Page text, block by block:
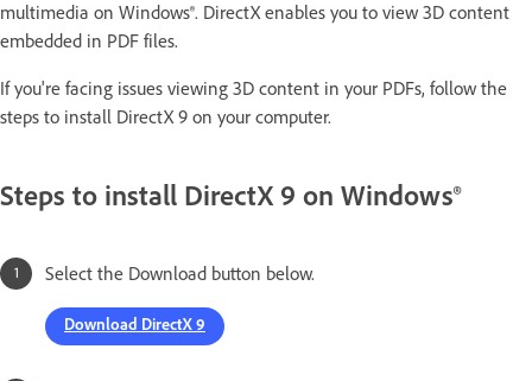
multimedia on Windows®. DirectX enables you to view 3D content
embedded in PDF files.
If you're facing issues viewing 3D content in your PDFs, follow the
steps to install DirectX 9 on your computer.
Steps to install DirectX 9 on Windows®
Select the Download button below.
Download DirectX 9